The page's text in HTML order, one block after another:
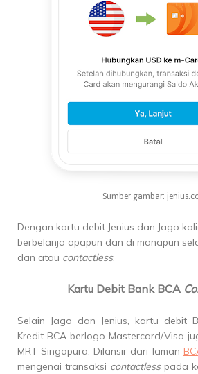
Sumber gambar:
Dengan kartu debit Jenius dan Jago
berbelanja apapun dan di manapun
dan atau contactless.
Kartu Debit Bank BCA
Selain Jago dan Jenius, kartu debit
Kredit BCA berlogo Mastercard/Visa
MRT Singapura. Dilansir dari laman
mengenai transaksi contactless pada